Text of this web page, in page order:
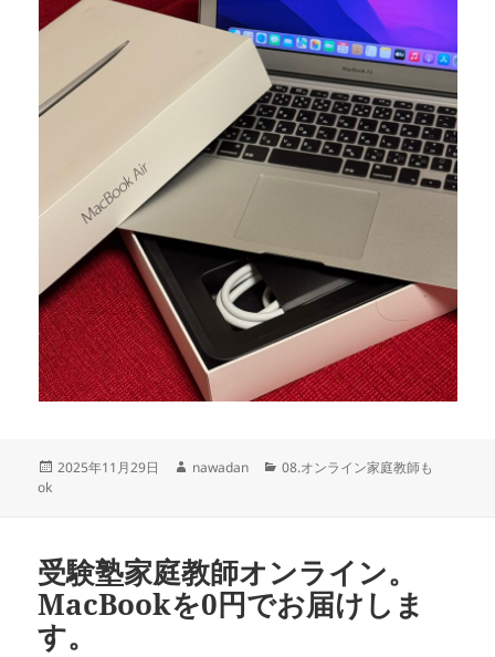
投
2025年11月29日
作
nawadan
カ
08.オンライン家庭教師も
ok
受験塾家庭教師オンライン。
MacBookを0円でお届けしま
す。